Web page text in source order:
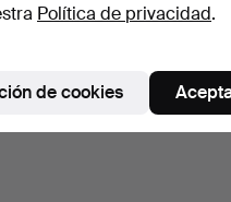
Política de privacidad.
de cookies